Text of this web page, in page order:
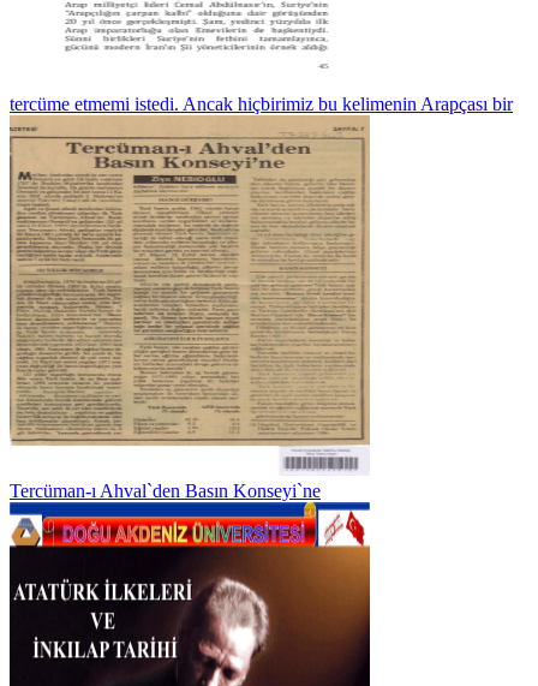
tercüme etmemi istedi. Ancak hiçbirimiz bu kelimenin Arapçası bir
Tercüman-ı Ahval`den Basın Konseyi`ne